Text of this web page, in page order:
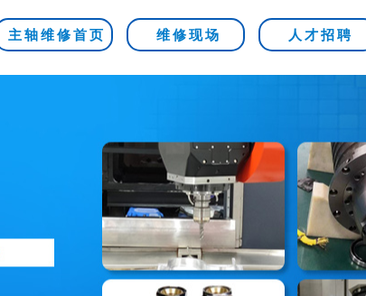
人才招聘
维修现场
主轴维修首页